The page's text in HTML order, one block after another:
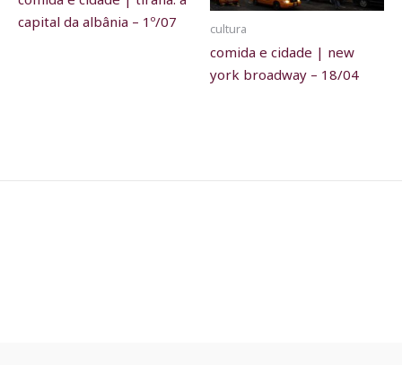
capital da albânia – 1º/07
cultura
comida e cidade | new
york broadway – 18/04